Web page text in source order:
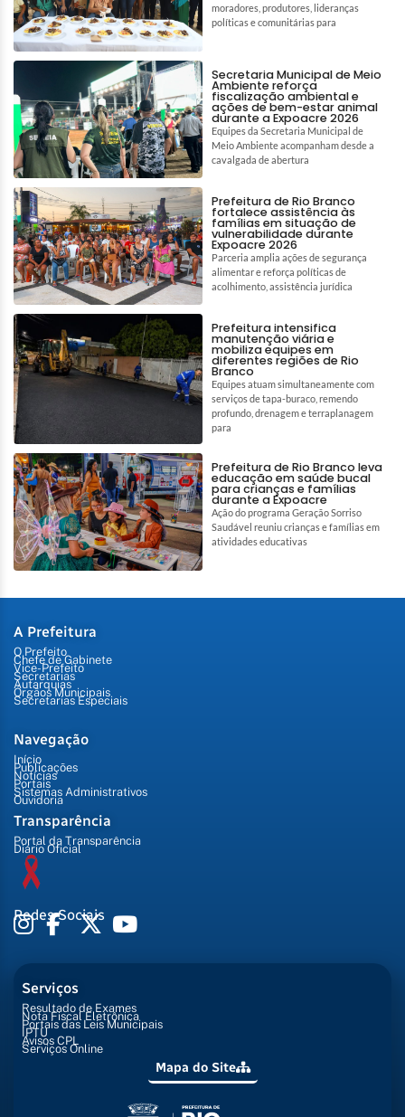
moradores, produtores, lideranças
políticas e comunitárias para
Secretaria Municipal de Meio
Ambiente reforça
fiscalização ambiental e
ações de bem-estar animal
durante a Expoacre 2026
Equipes da Secretaria Municipal de
Meio Ambiente acompanham desde a
cavalgada de abertura
Prefeitura de Rio Branco
fortalece assistência às
famílias em situação de
vulnerabilidade durante
Expoacre 2026
Parceria amplia ações de segurança
alimentar e reforça políticas de
acolhimento, assistência jurídica
Prefeitura intensifica
manutenção viária e
mobiliza equipes em
diferentes regiões de Rio
Branco
Equipes atuam simultaneamente com
serviços de tapa-buraco, remendo
profundo, drenagem e terraplanagem
para
Prefeitura de Rio Branco leva
educação em saúde bucal
para crianças e famílias
durante a Expoacre
Ação do programa Geração Sorriso
Saudável reuniu crianças e famílias em
atividades educativas
A Prefeitura
O Prefeito
Chefe de Gabinete
Vice-Prefeito
Secretarias
Autarquias
Órgãos Municipais
Secretarias Especiais
Navegação
Início
Publicações
Notícias
Portais
Sistemas Administrativos
Ouvidoria
Transparência
Portal da Transparência
Diário Oficial
Redes Sociais
Serviços
Resultado de Exames
Nota Fiscal Eletrônica
Portais das Leis Municipais
IPTU
Avisos CPL
Serviços Online
Mapa do Site